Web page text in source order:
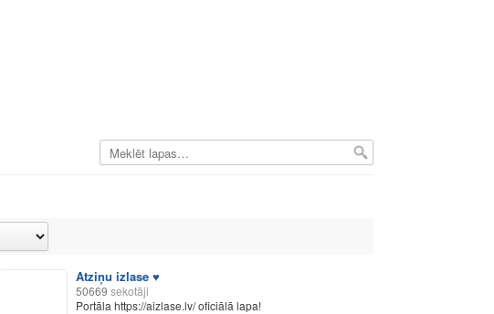
Atziņu izlase ♥
50669 sekotāji
Portāla https://aizlase.lv/ oficiālā lapa!